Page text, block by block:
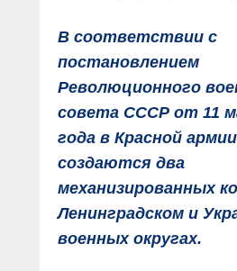
В соответствии с
постановлением
Революционного
совета СССР от 11
года в Красной
создаются два
механизированных
Ленинградском и
военных округах.